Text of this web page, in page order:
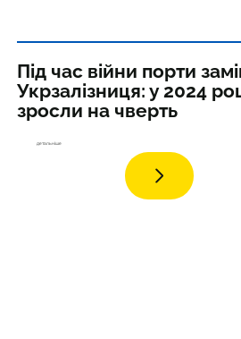
Під час війни порти
Укрзалізниця: у 2024
зросли на чверть
детальніше